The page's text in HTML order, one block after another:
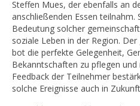
Steffen Mues, der ebenfalls an
anschließenden Essen
Bedeutung solcher
soziale Leben in der Region.
bot die perfekte Gelegenheit,
Bekanntschaften zu pflegen
Feedback der Teilnehmer
solche Ereignisse auch in